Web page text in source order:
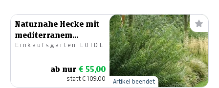
Naturnahe Hecke mit
mediterranem
Charme–
Einkaufsgarten LOIDL
ab nur € 55,00
statt€ 109,00 Artikel beendet